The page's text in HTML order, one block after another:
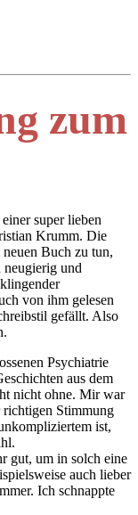
zum
super lieben
Krumm. Die
Buch zu tun,
und
von ihm gelesen
gefällt. Also
Psychiatrie
aus dem
nicht ohne. Mir war
richtigen Stimmung
ist,
gut, um in solch eine
auch lieber
Ich schnappte